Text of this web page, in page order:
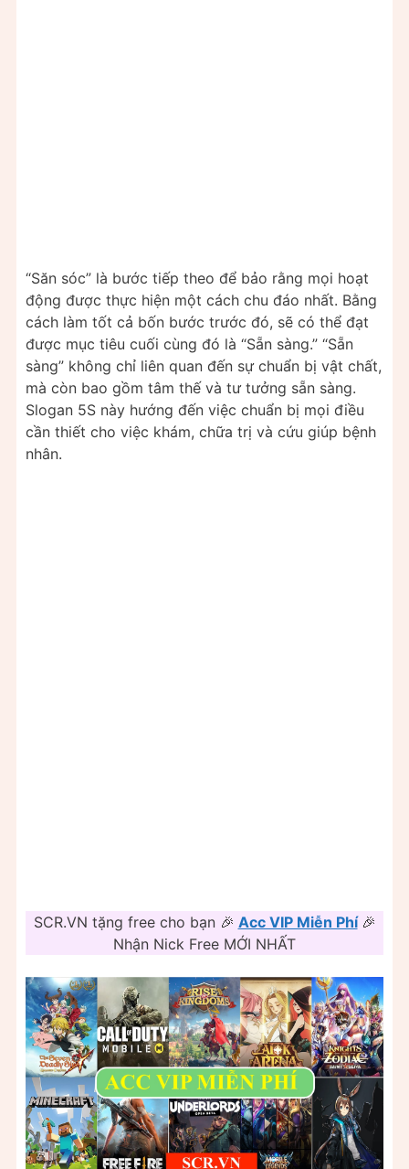
“Săn sóc” là bước tiếp theo để bảo rằng mọi hoạt
động được thực hiện một cách chu đáo nhất. Bằng
cách làm tốt cả bốn bước trước đó, sẽ có thể đạt
được mục tiêu cuối cùng đó là “Sẵn sàng.” “Sẵn
sàng” không chỉ liên quan đến sự chuẩn bị vật chất,
mà còn bao gồm tâm thế và tư tưởng sẵn sàng.
Slogan 5S này hướng đến việc chuẩn bị mọi điều
cần thiết cho việc khám, chữa trị và cứu giúp bệnh
nhân.
SCR.VN tặng free cho bạn 🎉 Acc VIP Miễn Phí 🎉
Nhận Nick Free MỚI NHẤT